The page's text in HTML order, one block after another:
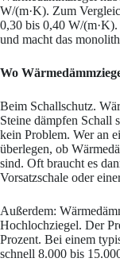
W/(m·K). Zum
0,30 bis 0,40 W/
und macht das
Wo
Beim Schallschutz.
Steine dämpfen Schall
kein Problem. Wer an
überlegen, ob
sind. Oft braucht es
Vorsatzschale oder
Außerdem:
Hochlochziegel. Der
Prozent. Bei einem
schnell 8.000 bis